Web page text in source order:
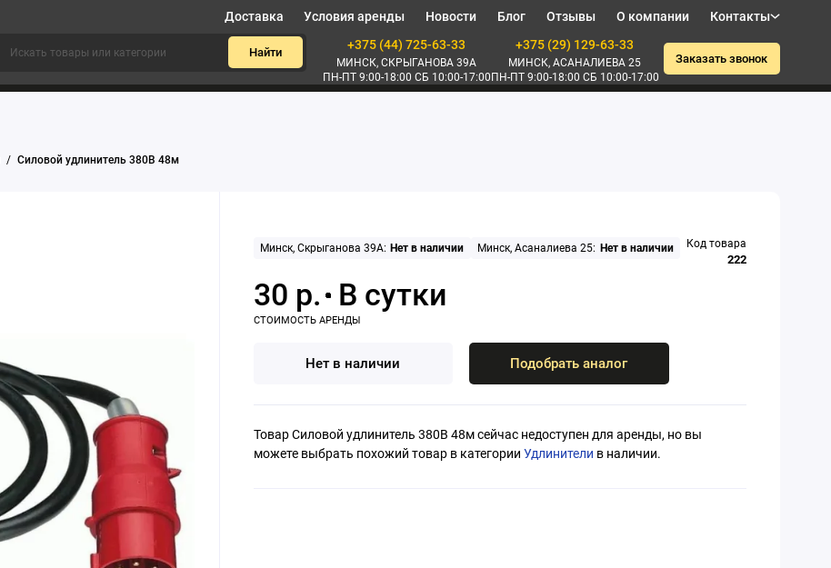
Доставка Условия аренды Новости Блог Отзывы О компании Контакты
Найти
+375 (44) 725-63-33
МИНСК, СКРЫГАНОВА 39А
ПН-ПТ 9:00-18:00 СБ 10:00-17:00
+375 (29) 129-63-33
МИНСК, АСАНАЛИЕВА 25
ПН-ПТ 9:00-18:00 СБ 10:00-17:00
Заказать звонок
Силовой удлинитель 380В 48м
Минск, Скрыганова 39А: Нет в наличии Минск, Асаналиева 25: Нет в наличии Код товара
222
30 р.
Нет в наличии Подобрать аналог
Товар Силовой удлинитель 380В 48м сейчас недоступен для аренды, но вы
можете выбрать похожий товар в категории Удлинители в наличии.